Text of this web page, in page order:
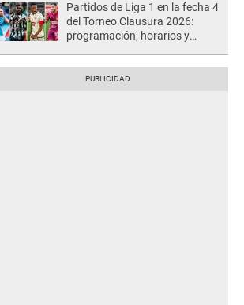
Partidos de Liga 1 en la fecha 4
del Torneo Clausura 2026:
programación, horarios y